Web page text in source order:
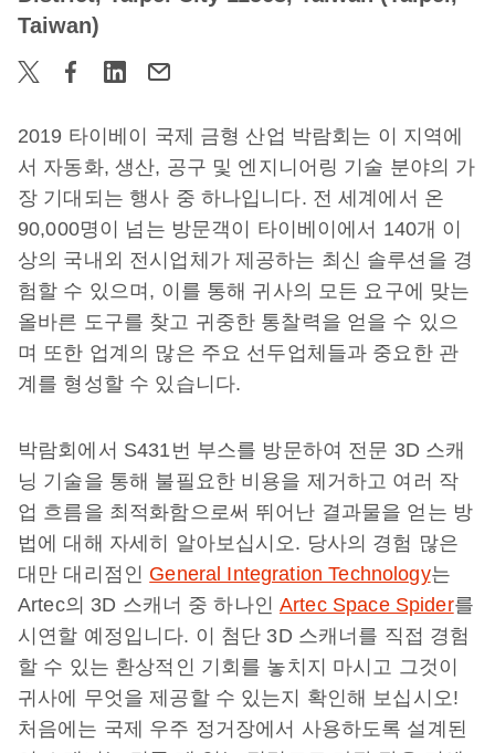
Taiwan)
2019 타이베이 국제 금형 산업 박람회는 이 지역에
서 자동화, 생산, 공구 및 엔지니어링 기술 분야의 가
장 기대되는 행사 중 하나입니다. 전 세계에서 온
90,000명이 넘는 방문객이 타이베이에서 140개 이
상의 국내외 전시업체가 제공하는 최신 솔루션을 경
험할 수 있으며, 이를 통해 귀사의 모든 요구에 맞는
올바른 도구를 찾고 귀중한 통찰력을 얻을 수 있으
며 또한 업계의 많은 주요 선두업체들과 중요한 관
계를 형성할 수 있습니다.
박람회에서 S431번 부스를 방문하여 전문 3D 스캐
닝 기술을 통해 불필요한 비용을 제거하고 여러 작
업 흐름을 최적화함으로써 뛰어난 결과물을 얻는 방
법에 대해 자세히 알아보십시오. 당사의 경험 많은
대만 대리점인 General Integration Technology는
Artec의 3D 스캐너 중 하나인 Artec Space Spider를
시연할 예정입니다. 이 첨단 3D 스캐너를 직접 경험
할 수 있는 환상적인 기회를 놓치지 마시고 그것이
귀사에 무엇을 제공할 수 있는지 확인해 보십시오!
처음에는 국제 우주 정거장에서 사용하도록 설계된